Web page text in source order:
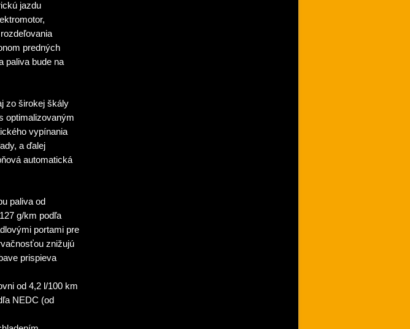
jazdu
predných
paliva bude na
zo širokej škály
optimalizovaným
vypínania
a ďalej
automatická
paliva od
g/km podľa
portami pre
znižujú
prispieva
od 4,2 l/100 km
NEDC (od